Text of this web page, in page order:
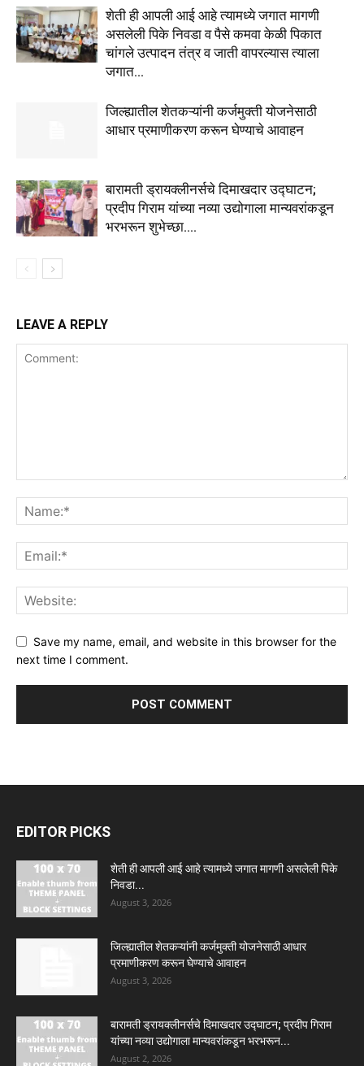
शेती ही आपली आई आहे त्यामध्ये जगात मागणी
असलेली पिके निवडा व पैसे कमवा केळी पिकात
चांगले उत्पादन तंत्र व जाती वापरल्यास त्याला
जगात...
जिल्ह्यातील शेतकऱ्यांनी कर्जमुक्ती योजनेसाठी
आधार प्रमाणीकरण करून घेण्याचे आवाहन
बारामती ड्रायक्लीनर्सचे दिमाखदार उद्घाटन;
प्रदीप गिराम यांच्या नव्या उद्योगाला मान्यवरांकडून
भरभरून शुभेच्छा….
LEAVE A REPLY
Save my name, email, and website in this browser for the
next time I comment.
EDITOR PICKS
शेती ही आपली आई आहे त्यामध्ये जगात मागणी असलेली पिके
निवडा...
August 3, 2026
जिल्ह्यातील शेतकऱ्यांनी कर्जमुक्ती योजनेसाठी आधार
प्रमाणीकरण करून घेण्याचे आवाहन
August 3, 2026
बारामती ड्रायक्लीनर्सचे दिमाखदार उद्घाटन; प्रदीप गिराम
यांच्या नव्या उद्योगाला मान्यवरांकडून भरभरून...
August 2, 2026